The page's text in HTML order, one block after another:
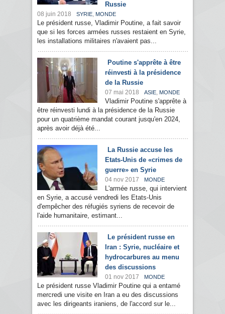
Russie
08 juin 2018 SYRIE, MONDE
Le président russe, Vladimir Poutine, a fait savoir
que si les forces armées russes restaient en Syrie,
les installations militaires n'avaient pas...
Poutine s'apprête à être
réinvesti à la présidence
de la Russie
07 mai 2018 ASIE, MONDE
Vladimir Poutine s'apprête à
être réinvesti lundi à la présidence de la Russie
pour un quatrième mandat courant jusqu'en 2024,
après avoir déjà été...
La Russie accuse les
Etats-Unis de «crimes de
guerre» en Syrie
04 nov 2017 MONDE
L'armée russe, qui intervient
en Syrie, a accusé vendredi les Etats-Unis
d'empêcher des réfugiés syriens de recevoir de
l'aide humanitaire, estimant...
Le président russe en
Iran : Syrie, nucléaire et
hydrocarbures au menu
des discussions
01 nov 2017 MONDE
Le président russe Vladimir Poutine qui a entamé
mercredi une visite en Iran a eu des discussions
avec les dirigeants iraniens, de l'accord sur le...